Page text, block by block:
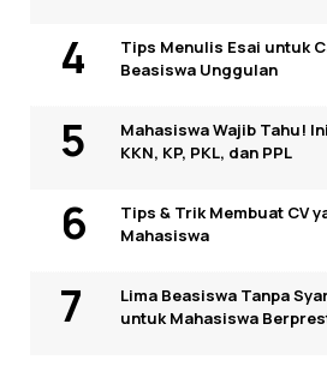
Tips Menulis Esai untuk
Beasiswa Unggulan
Mahasiswa Wajib Tahu!
KKN, KP, PKL, dan PPL
Tips & Trik Membuat CV
Mahasiswa
Lima Beasiswa Tanpa
untuk Mahasiswa